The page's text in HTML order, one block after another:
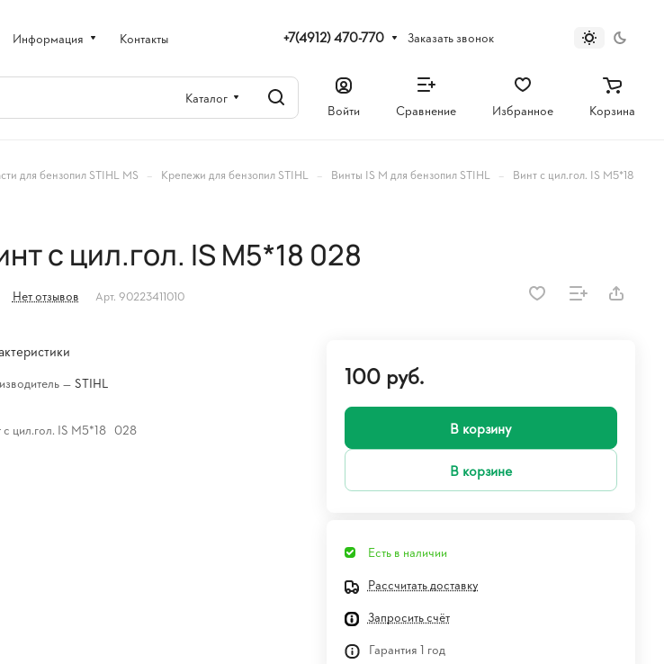
Информация Контакты +7(4912) 470-770 Заказать звонок
Каталог
Войти Сравнение Избранное Корзина
для бензопил STIHL MS – Крепежи для бензопил STIHL – Винты IS M для бензопил STIHL –
Винт с цил.гол. IS M5*18
с цил.гол. IS M5*18 028
Нет отзывов Арт. 90223411010
— STIHL
с цил.гол. IS M5*18 028
100 руб.
В корзину
В корзине
Есть в наличии
Рассчитать доставку
Запросить счёт
Гарантия 1 год